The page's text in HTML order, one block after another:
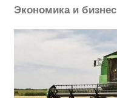
Экономика и бизнес